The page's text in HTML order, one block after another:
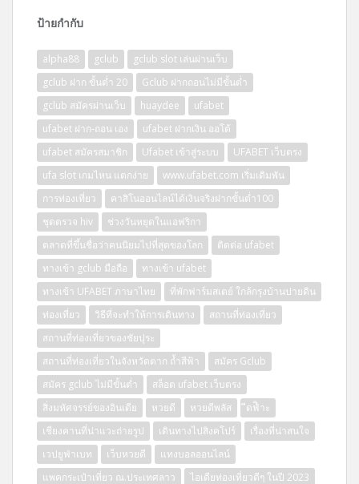
ป้ายกำกับ
alpha88 gclub
gclub slot เล่นผ่านเว็บ
gclub ฝาก ขั้นต่ำ 20
Gclub ฝากถอนไม่มีขั้นต่ำ
gclub สมัครผ่านเว็บ
huaydee
ufabet
ufabet ฝาก-ถอน เอง
ufabet ฝากเงิน ออโต้
ufabet สมัครสมาชิก
Ufabet เข้าสู่ระบบ
UFABET เว็บตรง
ufa slot เกมไหน แตกง่าย
www.ufabet.com เริ่มเดิมพัน
การท่องเที่ยว
คาสิโนออนไลน์ได้เงินจริงฝากขั้นต่ำ100
ชุดตรวจ hiv
ช่วงวันหยุดในแอฟริกา
ตลาดที่ขึ้นชื่อว่าคนนิยมไปที่สุดของโลก
ติดต่อ ufabet
ทางเข้า gclub มือถือ
ทางเข้า ufabet
ทางเข้า UFABET ภาษาไทย
ที่พักฟาร์มสเตย์ ใกล้กรุงบ้านปายดิน
ท่องเที่ยว
วิธีที่จะทำให้การเดินทาง
สถานที่ท่องเที่ยว
สถานที่ท่องเที่ยวของชัยปุระ
สถานที่ท่องเที่ยวในจังหวัดตาก ถ้ำสีฟ้า
สมัคร Gclub
สมัคร gclub ไม่มีขั้นต่ำ
สล็อต ufabet เว็บตรง
สิ่งมหัศจรรย์ของอินเดีย
หวยดี หวยดีพลัส
ีดฟิำะ
เชียงคานที่น่าแวะถ่ายรูป
เดินทางไปสิงคโปร์
เรื่องที่น่าสนใจ
เวปยูฟ่าเบท
เว็บหวยดี
แทงบอลออนไลน์
แพคกระเป๋าเที่ยว ณ.ประเทศลาว
ไอเดียท่องเที่ยวดีๆ ในปี 2023